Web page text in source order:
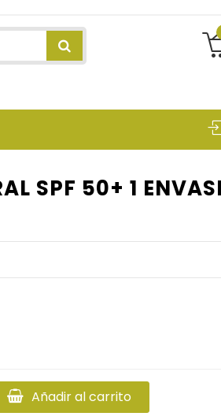
SPF 50+ 1
Añadir al carrito